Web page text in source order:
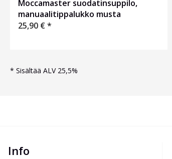
Moccamaster suodatinsuppilo,
manuaalitippalukko musta
25,90 €*
* Sisältää ALV 25,5%
Info